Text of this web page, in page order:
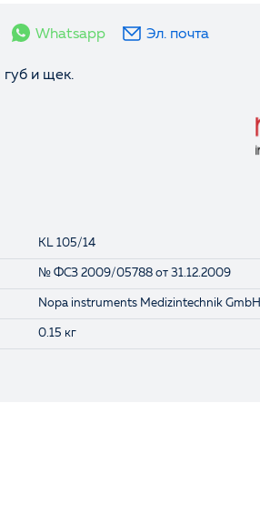
Whatsapp Эл. почта
и щек.
KL 105/14
№ ФСЗ 2009/05788 от 31.12.2009
Nopa instruments Medizintechnik GmbH
0.15 кг